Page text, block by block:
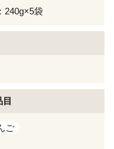
240g×5袋
目
ご